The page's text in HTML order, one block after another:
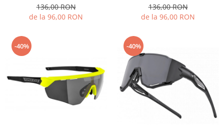
136,00 RON
de la 96,00 RON
136,00 RON
de la 96,00 RON
-40% -40%